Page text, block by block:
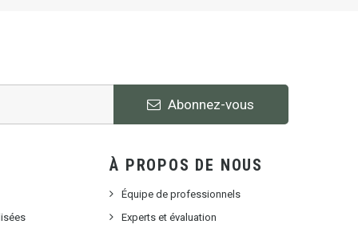
Abonnez-vous
À PROPOS DE NOUS
Équipe de professionnels
Experts et évaluation